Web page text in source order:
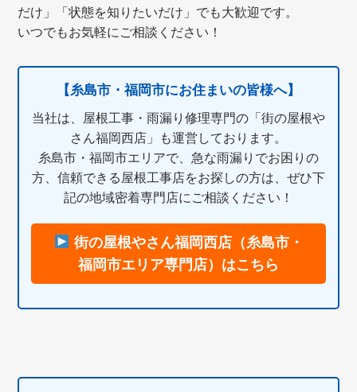
だけ」「状態を知りたいだけ」でも大歓迎です。
いつでもお気軽にご相談ください！
【糸島市・福岡市にお住まいの皆様へ】
当社は、屋根工事・雨漏り修理専門の「街の屋根や
さん福岡西店」も運営しております。
糸島市・福岡市エリアで、急な雨漏りでお困りの
方、信頼できる屋根工事店をお探しの方は、ぜひ下
記の地域密着専門店にご相談ください！
街の屋根やさん福岡西店（糸島市・
福岡市エリア専門店）はこちら